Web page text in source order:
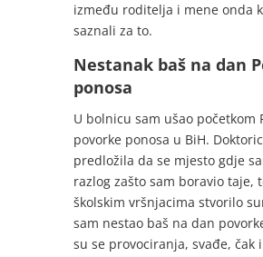
između roditelja i mene onda
saznali za to.
Nestanak baš na dan
ponosa
U bolnicu sam ušao početkom
povorke ponosa u BiH.
predložila da se mjesto gdje
razlog zašto sam boravio taje,
školskim vršnjacima stvorilo
sam nestao baš na dan
su se provociranja, svađe, čak